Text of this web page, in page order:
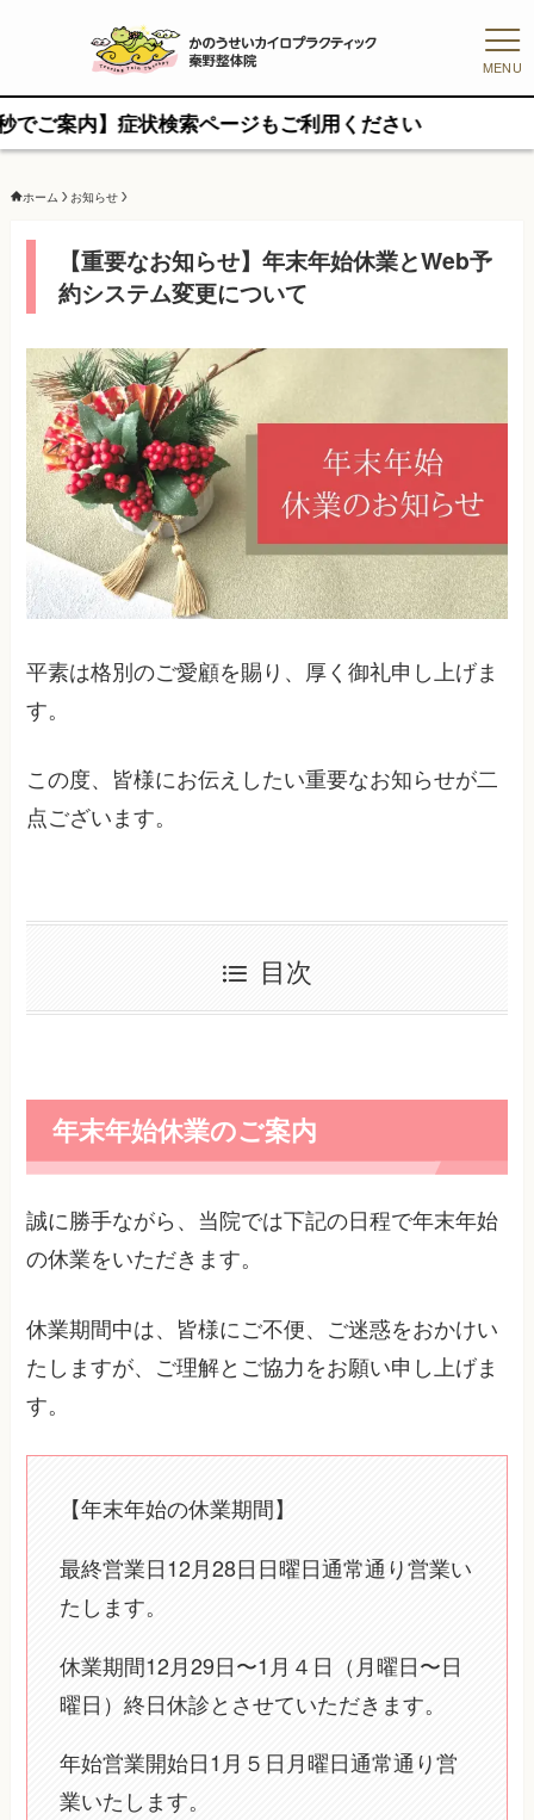
MENU
内】症状検索ページもご利用ください
ホーム お知らせ
【重要なお知らせ】年末年始休業とWeb予
約システム変更について
平素は格別のご愛顧を賜り、厚く御礼申し上げま
す。
この度、皆様にお伝えしたい重要なお知らせが二
点ございます。
目次
年末年始休業のご案内
誠に勝手ながら、当院では下記の日程で年末年始
の休業をいただきます。
休業期間中は、皆様にご不便、ご迷惑をおかけい
たしますが、ご理解とご協力をお願い申し上げま
す。
【年末年始の休業期間】
最終営業日12月28日日曜日通常通り営業い
たします。
休業期間12月29日〜1月４日（月曜日〜日
曜日）終日休診とさせていただきます。
年始営業開始日1月５日月曜日通常通り営
業いたします。